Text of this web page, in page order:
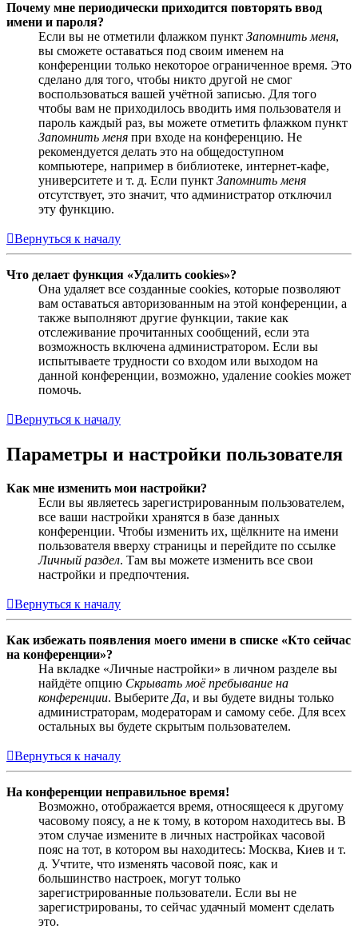
Почему мне периодически приходится повторять ввод
имени и пароля?
Если вы не отметили флажком пункт Запомнить меня,
вы сможете оставаться под своим именем на
конференции только некоторое ограниченное время. Это
сделано для того, чтобы никто другой не смог
воспользоваться вашей учётной записью. Для того
чтобы вам не приходилось вводить имя пользователя и
пароль каждый раз, вы можете отметить флажком пункт
Запомнить меня при входе на конференцию. Не
рекомендуется делать это на общедоступном
компьютере, например в библиотеке, интернет-кафе,
университете и т. д. Если пункт Запомнить меня
отсутствует, это значит, что администратор отключил
эту функцию.
Вернуться к началу
Что делает функция «Удалить cookies»?
Она удаляет все созданные cookies, которые позволяют
вам оставаться авторизованным на этой конференции, а
также выполняют другие функции, такие как
отслеживание прочитанных сообщений, если эта
возможность включена администратором. Если вы
испытываете трудности со входом или выходом на
данной конференции, возможно, удаление cookies может
помочь.
Вернуться к началу
Параметры и настройки пользователя
Как мне изменить мои настройки?
Если вы являетесь зарегистрированным пользователем,
все ваши настройки хранятся в базе данных
конференции. Чтобы изменить их, щёлкните на имени
пользователя вверху страницы и перейдите по ссылке
Личный раздел. Там вы можете изменить все свои
настройки и предпочтения.
Вернуться к началу
Как избежать появления моего имени в списке «Кто сейчас
на конференции»?
На вкладке «Личные настройки» в личном разделе вы
найдёте опцию Скрывать моё пребывание на
конференции. Выберите Да, и вы будете видны только
администраторам, модераторам и самому себе. Для всех
остальных вы будете скрытым пользователем.
Вернуться к началу
На конференции неправильное время!
Возможно, отображается время, относящееся к другому
часовому поясу, а не к тому, в котором находитесь вы. В
этом случае измените в личных настройках часовой
пояс на тот, в котором вы находитесь: Москва, Киев и т.
д. Учтите, что изменять часовой пояс, как и
большинство настроек, могут только
зарегистрированные пользователи. Если вы не
зарегистрированы, то сейчас удачный момент сделать
это.